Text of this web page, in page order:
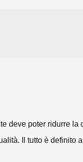
deve poter ridurre
Il tutto è definito